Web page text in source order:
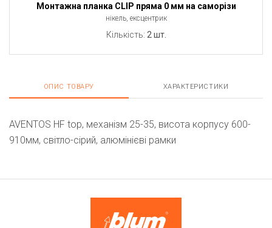
Монтажна планка CLIP пряма 0 мм на саморізи
нікель, ексцентрик
Кількість: 2 шт.
ОПИС ТОВАРУ ХАРАКТЕРИСТИКИ
AVENTOS HF top, механізм 25-35, висота корпусу 600-
910мм, світло-сірий, алюмінієві рамки